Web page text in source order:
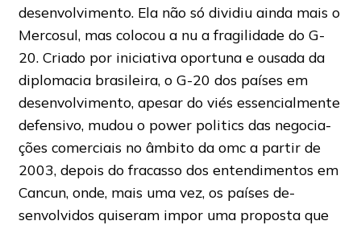
desenvolvimento. Ela não só dividiu ainda mais o
Mercosul, mas colocou a nu a fragilidade do G-
20. Criado por iniciativa oportuna e ousada da
diplomacia brasileira, o G-20 dos países em
desenvolvimento, apesar do viés essencialmente
defensivo, mudou o power politics das negocia-
ções comerciais no âmbito da omc a partir de
2003, depois do fracasso dos entendimentos em
Cancun, onde, mais uma vez, os países de-
senvolvidos quiseram impor uma proposta que